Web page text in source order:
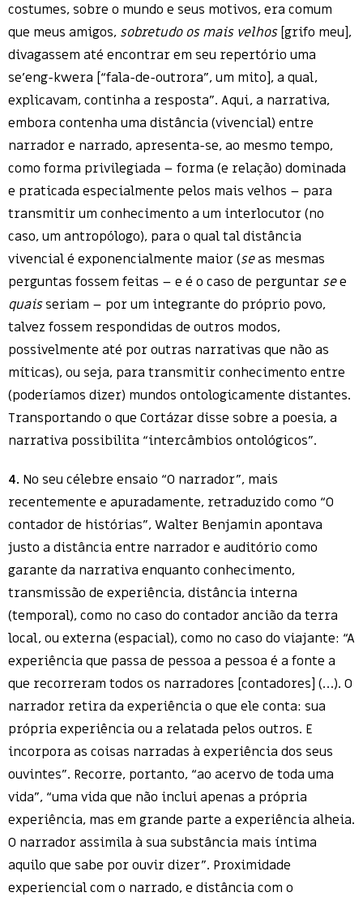
costumes, sobre o mundo e seus motivos, era comum
que meus amigos, sobretudo os mais velhos[grifo meu],
divagassem até encontrar em seu repertório uma
se’eng-kwera [“fala-de-outrora”, um mito], a qual,
explicavam, continha a resposta”. Aqui, a narrativa,
embora contenha uma distância (vivencial) entre
narrador e narrado, apresenta-se, ao mesmo tempo,
como forma privilegiada – forma (e relação) dominada
e praticada especialmente pelos mais velhos – para
transmitir um conhecimento a um interlocutor (no
caso, um antropólogo), para o qual tal distância
vivencial é exponencialmente maior (seas mesmas
perguntas fossem feitas – e é o caso de perguntar see
quaisseriam – por um integrante do próprio povo,
talvez fossem respondidas de outros modos,
possivelmente até por outras narrativas que não as
míticas), ou seja, para transmitir conhecimento entre
(poderíamos dizer) mundos ontologicamente distantes.
Transportando o que Cortázar disse sobre a poesia, a
narrativa possibilita “intercâmbios ontológicos”.
4. No seu célebre ensaio “O narrador”, mais
recentemente e apuradamente, retraduzido como “O
contador de histórias”, Walter Benjamin apontava
justo a distância entre narrador e auditório como
garante da narrativa enquanto conhecimento,
transmissão de experiência, distância interna
(temporal), como no caso do contador ancião da terra
local, ou externa (espacial), como no caso do viajante: “A
experiência que passa de pessoa a pessoa é a fonte a
que recorreram todos os narradores [contadores] (…). O
narrador retira da experiência o que ele conta: sua
própria experiência ou a relatada pelos outros. E
incorpora as coisas narradas à experiência dos seus
ouvintes”. Recorre, portanto, “ao acervo de toda uma
vida”, “uma vida que não inclui apenas a própria
experiência, mas em grande parte a experiência alheia.
O narrador assimila à sua substância mais íntima
aquilo que sabe por ouvir dizer”. Proximidade
experiencial com o narrado, e distância com o